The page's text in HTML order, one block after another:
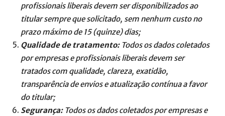
profissionais liberais devem ser disponibilizados ao
titular sempre que solicitado, sem nenhum custo no
prazo máximo de 15 (quinze) dias;
Qualidade de tratamento: Todos os dados coletados
por empresas e profissionais liberais devem ser
tratados com qualidade, clareza, exatidão,
transparência de envios e atualização contínua a favor
do titular;
Segurança: Todos os dados coletados por empresas e